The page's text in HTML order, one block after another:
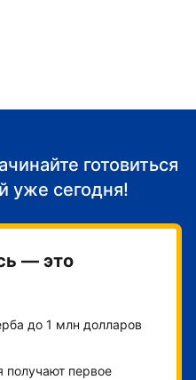
готовиться
уже сегодня!
— это
до 1 млн долларов
получают первое